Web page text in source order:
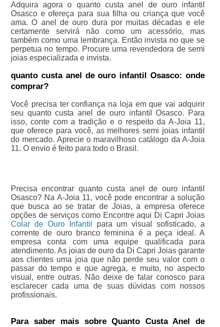
Adquira agora o quanto custa anel de ouro infantil
Osasco e ofereça para sua filha ou criança que você
ama. O anel de ouro dura por muitas décadas e ele
certamente servirá não como um acessório, mas
também como uma lembrança. Então invista no que se
perpetua no tempo. Procure uma revendedora de semi
joias especializada e invista.
quanto custa anel de ouro infantil Osasco: onde
comprar?
Você precisa ter confiança na loja em que vai adquirir
seu quanto custa anel de ouro infantil Osasco. Para
isso, conte com a tradição e o respeito da A-Joia 11,
que oferece para você, as melhores semi joias infantil
do mercado. Aprecie o maravilhoso catálogo da A-Joia
11. O envio é feito para todo o Brasil.
Precisa encontrar quanto custa anel de ouro infantil
Osasco? Na A-Joia 11, você pode encontrar a solução
que busca ao se tratar de Joias, a empresa oferece
opções de serviços como Encontre aqui Di Capri Joias
Colar de Ouro Infantil
para um visual sofisticado, a
corrente de ouro branco feminina é a peça ideal. A
empresa conta com uma equipe qualificada para
atendimento. As joias de ouro da Di Capri Joias garante
aos clientes uma joia que não perde seu valor com o
passar do tempo e que agrega, e muito, no aspecto
visual, entre outras. Não deixe de falar conosco para
esclarecer cada uma de suas dúvidas com nossos
profissionais.
Para saber mais sobre Quanto Custa Anel de